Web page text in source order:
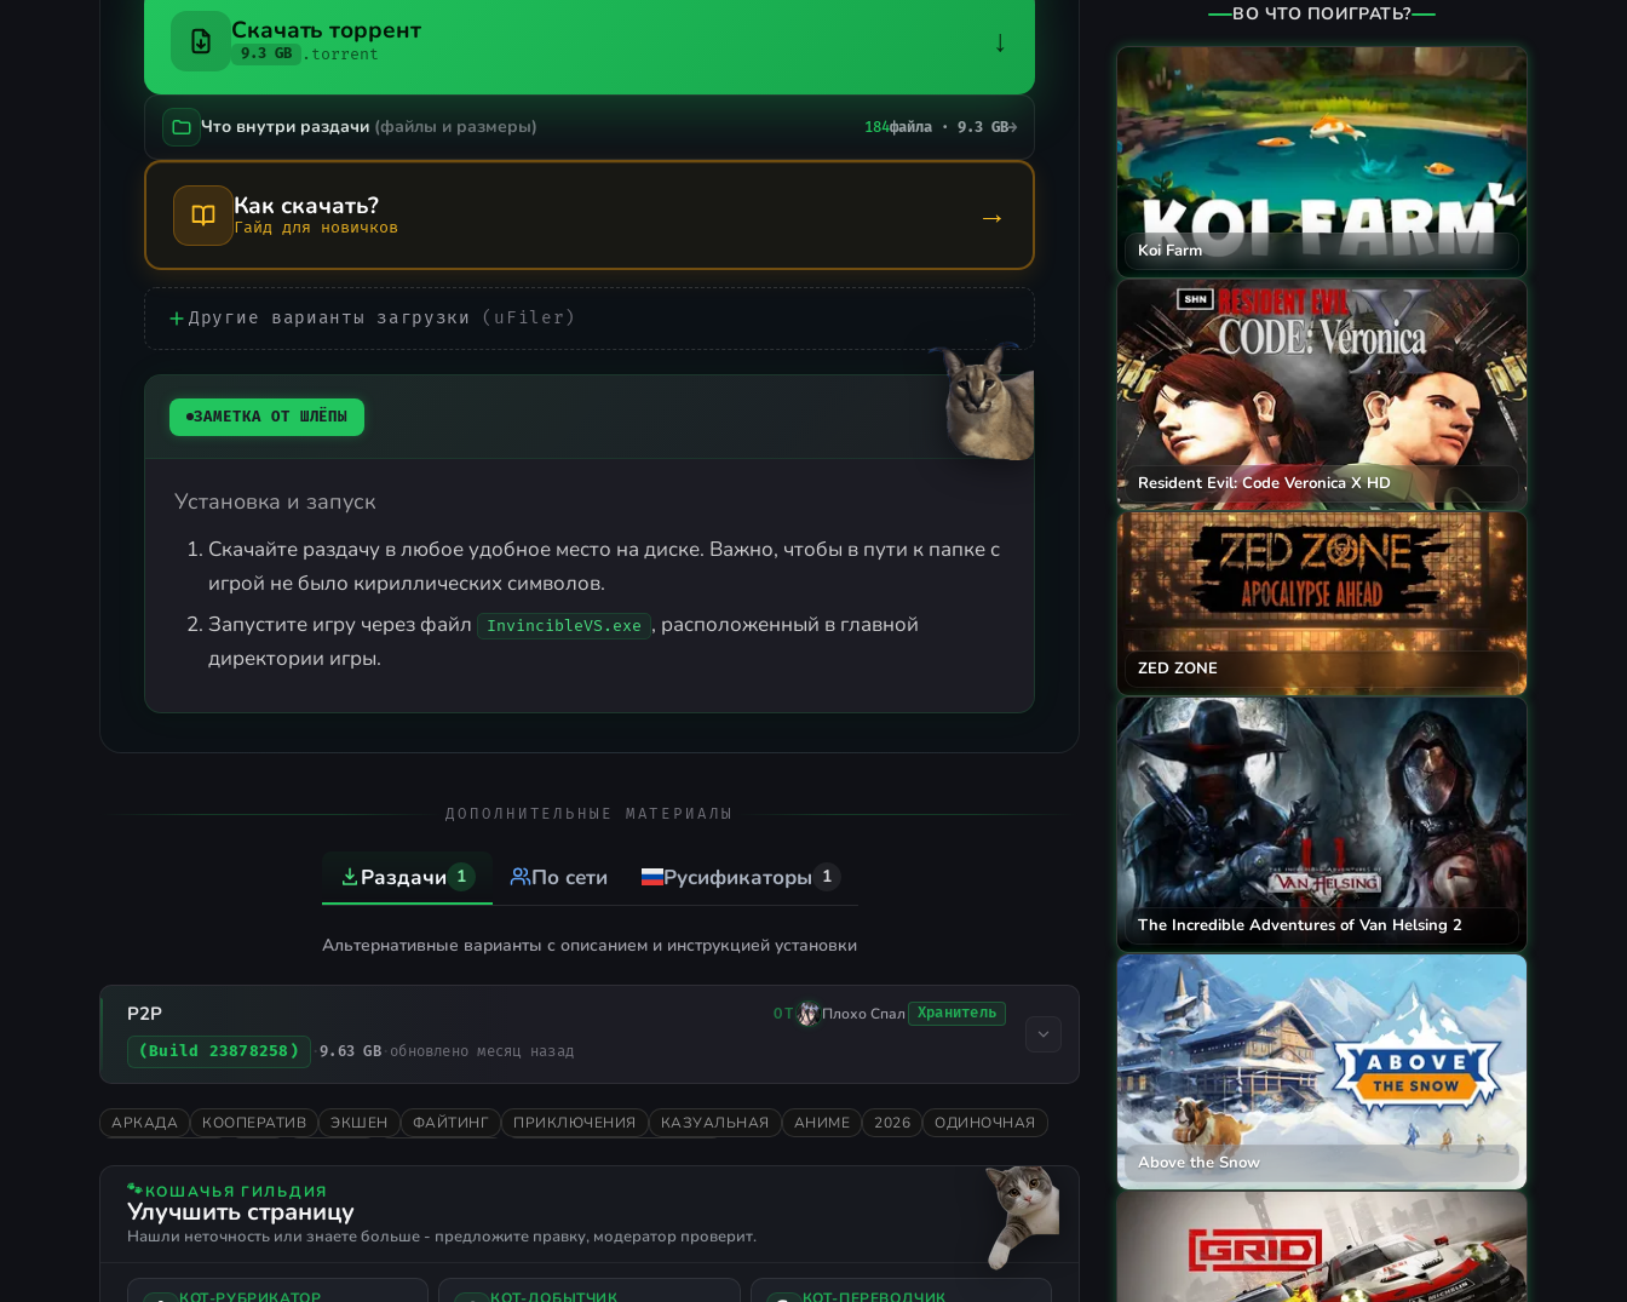
Скачать торрент
9.3 GB .torrent ↓
Что внутри раздачи (файлы и размеры) 184файла · 9.3 GB→
Как скачать?
Гайд для новичков →
Другие варианты загрузки (uFiler)
ЗАМЕТКА ОТ ШЛЁПЫ
Установка и запуск
Скачайте раздачу в любое удобное место на диске. Важно, чтобы в пути к папке с
игрой не было кириллических символов.
Запустите игру через файл
InvincibleVS.exe
, расположенный в главной
директории игры.
ДОПОЛНИТЕЛЬНЫЕ МАТЕРИАЛЫ
Раздачи 1 По сети Русификаторы 1
Альтернативные варианты с описанием и инструкцией установки
P2P ОТ Плохо Спал Хранитель
(Build 23878258) ·9.63 GB· обновлено месяц назад
АРКАДА КООПЕРАТИВ ЭКШЕН ФАЙТИНГ ПРИКЛЮЧЕНИЯ КАЗУАЛЬНАЯ АНИМЕ 2026
ОДИНОЧНАЯ
🐾КОШАЧЬЯ ГИЛЬДИЯ
Улучшить страницу
Нашли неточность или знаете больше - предложите правку, модератор проверит.
ВО ЧТО ПОИГРАТЬ?
Koi Farm
Resident Evil: Code Veronica X HD
ZED ZONE
The Incredible Adventures of Van Helsing 2
Above the Snow